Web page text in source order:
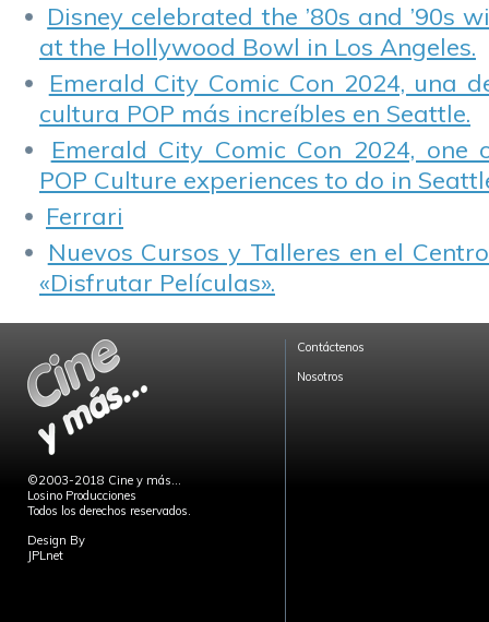
Disney celebrated the ’80s and ’90s
at the Hollywood Bowl in Los Angeles.
Emerald City Comic Con 2024, una
cultura POP más increíbles en Seattle.
Emerald City Comic Con 2024,
POP Culture experiences to do in
Ferrari
Nuevos Cursos y Talleres en el
«Disfrutar Películas».
©2003-2018 Cine y más...
Losino Producciones
Todos los derechos reservados.
Design By
JPLnet
Contáctenos
Nosotros